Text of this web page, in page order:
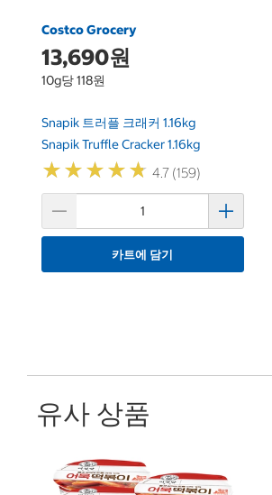
Costco Grocery
13,690원
10g당 118원
Snapik 트러플 크래커 1.16kg
Snapik Truffle Cracker 1.16kg
★★★★★
★★★★★ 4.7 (159)
카트에 담기
유사 상품